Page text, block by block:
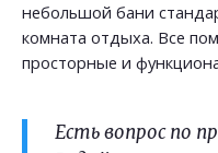
небольшой бани
комната отдыха. Все
просторные и
Есть вопрос по